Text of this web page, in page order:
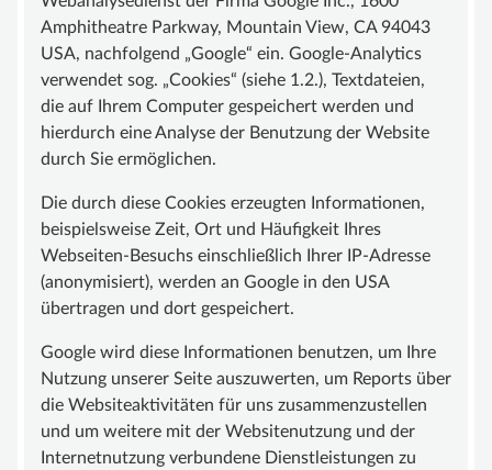
Amphitheatre Parkway, Mountain View, CA 94043
USA, nachfolgend „Google“ ein. Google-Analytics
verwendet sog. „Cookies“ (siehe 1.2.), Textdateien,
die auf Ihrem Computer gespeichert werden und
hierdurch eine Analyse der Benutzung der Website
durch Sie ermöglichen.
Die durch diese Cookies erzeugten Informationen,
beispielsweise Zeit, Ort und Häufigkeit Ihres
Webseiten-Besuchs einschließlich Ihrer IP-Adresse
(anonymisiert), werden an Google in den USA
übertragen und dort gespeichert.
Google wird diese Informationen benutzen, um Ihre
Nutzung unserer Seite auszuwerten, um Reports über
die Websiteaktivitäten für uns zusammenzustellen
und um weitere mit der Websitenutzung und der
Internetnutzung verbundene Dienstleistungen zu